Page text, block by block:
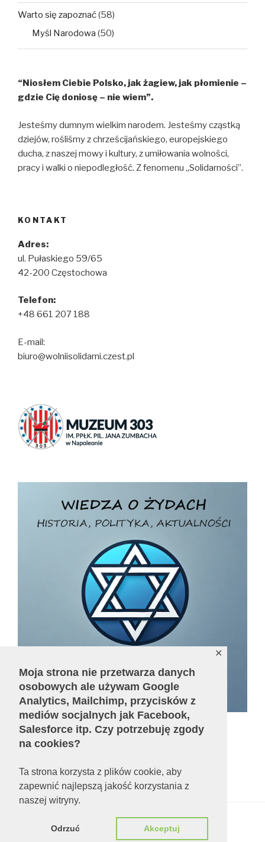
Moja strona nie przetwarza danych
osobowych ale używam Google
Analytics, Mailchimp, przycisków z
mediów socjalnych jak Facebook,
Salesforce itp. Czy potrzebuję zgody
na cookies?
Ta strona korzysta z plików cookie, aby
zapewnić najlepszą jakość korzystania z
naszej witryny.
Odrzuć Akceptuj
✕
Warto się zapoznać(58)
Myśl Narodowa (50)
“Niosłem Ciebie Polsko, jak żagiew, jak płomienie –
gdzie Cię doniosę – nie wiem”.
Jesteśmy dumnym wielkim narodem. Jesteśmy cząstką
dziejów, rośliśmy z chrześcijańskiego, europejskiego
ducha, z naszej mowy i kultury, z umiłowania wolności,
pracy i walki o niepodległość. Z fenomenu „Solidarności”.
KONTAKT
Adres:
ul. Pułaskiego 59/65
42-200 Częstochowa
Telefon:
+48 661 207 188
E-mail:
biuro@wolniisolidarni.czest.pl
Liczba odsłon:679507
Polityka prywatności
Dumnie wspierane przez